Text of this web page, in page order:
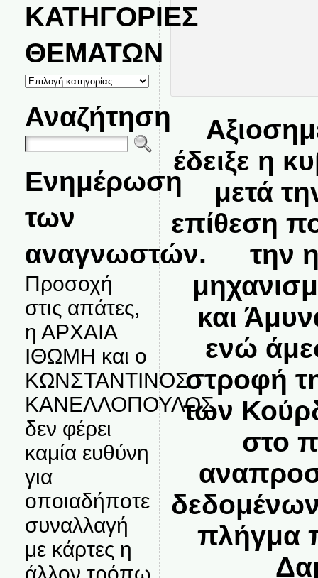
ΚΑΤΗΓΟΡΙΕΣ
ΘΕΜΑΤΩΝ
ΚΑΤΗΓΟΡΙΕΣ
ΘΕΜΑΤΩΝ
Αναζήτηση
Ενημέρωση
των
αναγνωστών.
Προσοχή
στις απάτες,
η ΑΡΧΑΙΑ
ΙΘΩΜΗ και ο
ΚΩΝΣΤΑΝΤΙΝΟΣ
ΚΑΝΕΛΛΟΠΟΥΛΟΣ
δεν φέρει
καμία ευθύνη
για
οποιαδήποτε
συναλλαγή
με κάρτες η
έδειξε η
μετά
επίθεση
την
και
ενώ
στροφή
των
στο
πλήγμα